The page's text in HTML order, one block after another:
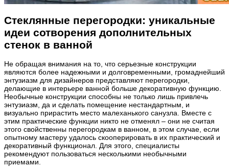
Стеклянные перегородки: уникальные
идеи сотворения дополнительных
стенок в ванной
Не обращая внимания на то, что серьезные конструкции
являются более надежными и долговременными, громаднейший
энтузиазм для дизайнеров представляют перегородки,
делающие в интерьере ванной больше декоративную функцию.
Необычные конструкции способны не только лишь привлечь
энтузиазм, да и сделать помещение нестандартным, и
визуально прирастить место малеханького санузла. Вместе с
этим практические функции никто не отменял – они не считая
этого свойственны перегородкам в ванном, в этом случае, если
опытному мастеру удалось скооперировать в их практический и
декоративный функционал. Для этого, специалисты
рекомендуют пользоваться несколькими необычными
приемами.